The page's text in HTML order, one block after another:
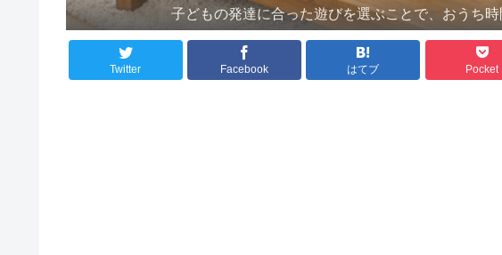
子どもの発達に合った遊びを選ぶことで、おうち
Twitter Facebook はてブ Pocket